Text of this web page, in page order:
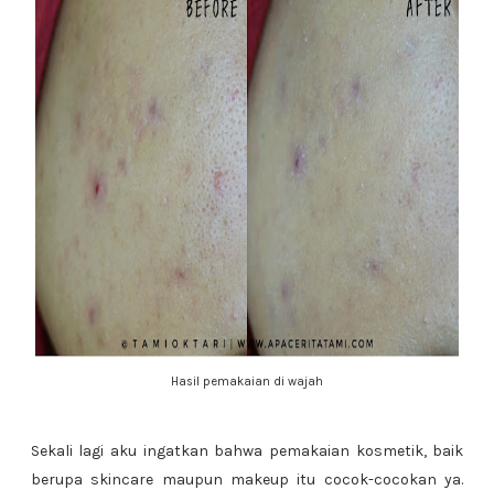
Hasil pemakaian di wajah
Sekali lagi aku ingatkan bahwa pemakaian kosmetik, baik
berupa skincare maupun makeup itu cocok-cocokan ya.